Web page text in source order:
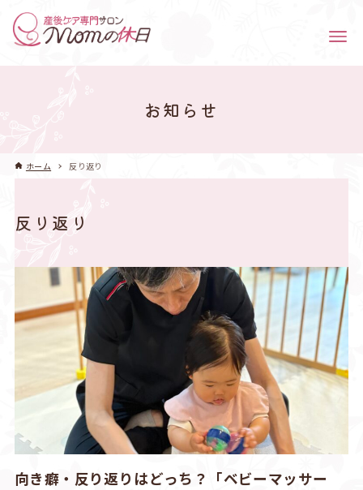
お知らせ
ホーム 反り返り
反り返り
向き癖・反り返りはどっち？「ベビーマッサー